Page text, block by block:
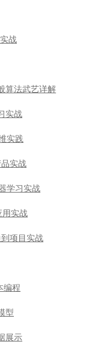
实践
实战
学习实战
用实战
项目实战
编程
型
展示
通
例实战
幕